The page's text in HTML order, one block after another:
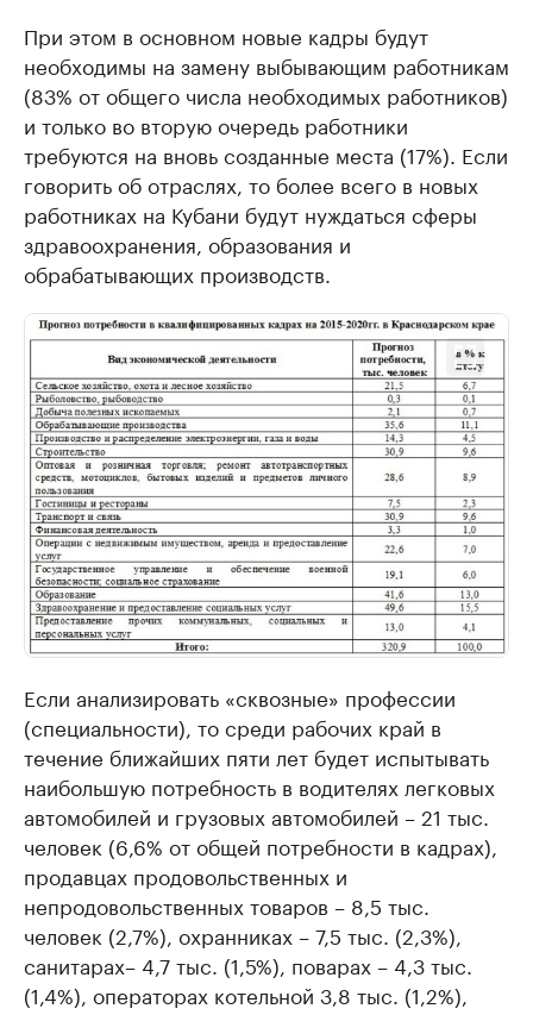
При этом в основном новые кадры будут
необходимы на замену выбывающим работникам
(83% от общего числа необходимых работников)
и только во вторую очередь работники
требуются на вновь созданные места (17%). Если
говорить об отраслях, то более всего в новых
работниках на Кубани будут нуждаться сферы
здравоохранения, образования и
обрабатывающих производств.
Если анализировать «сквозные» профессии
(специальности), то среди рабочих край в
течение ближайших пяти лет будет испытывать
наибольшую потребность в водителях легковых
автомобилей и грузовых автомобилей – 21 тыс.
человек (6,6% от общей потребности в кадрах),
продавцах продовольственных и
непродовольственных товаров – 8,5 тыс.
человек (2,7%), охранниках – 7,5 тыс. (2,3%),
санитарах– 4,7 тыс. (1,5%), поварах – 4,3 тыс.
(1,4%), операторах котельной 3,8 тыс. (1,2%),